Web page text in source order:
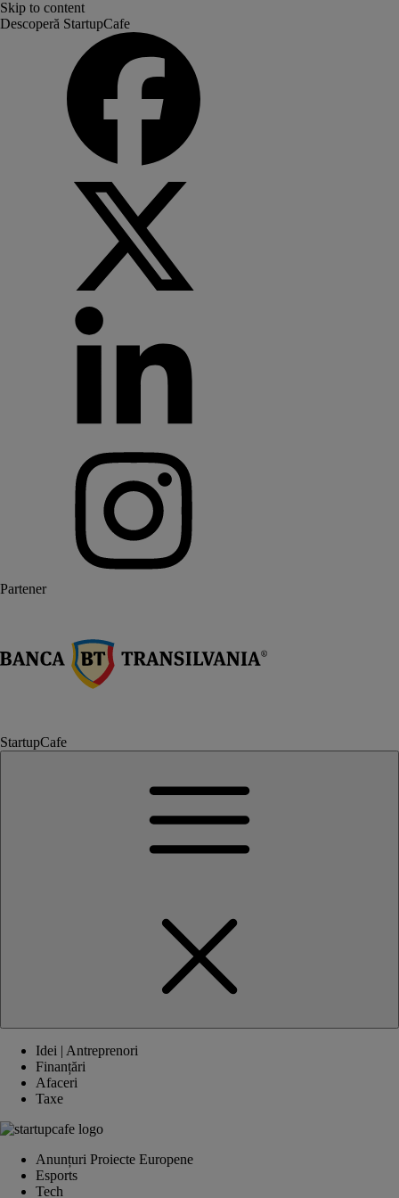
Skip to content
Descoperă StartupCafe
Partener
StartupCafe
Idei | Antreprenori
Finanțări
Afaceri
Taxe
Anunțuri Proiecte Europene
Esports
Tech